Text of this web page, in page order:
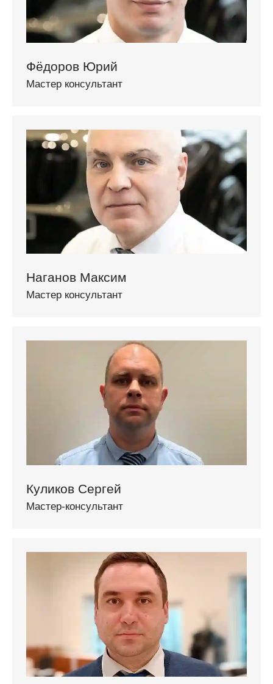
Фёдоров Юрий
Мастер консультант
Наганов Максим
Мастер консультант
Куликов Сергей
Мастер-консультант